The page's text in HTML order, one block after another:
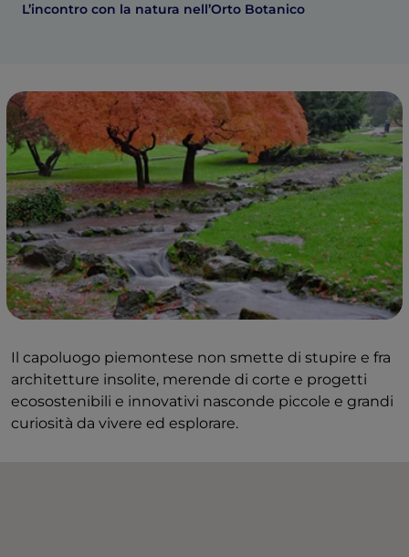
L’incontro con la natura nell’Orto Botanico
Il capoluogo piemontese non smette di stupire e fra
architetture insolite, merende di corte e progetti
ecosostenibili e innovativi nasconde piccole e grandi
curiosità da vivere ed esplorare.